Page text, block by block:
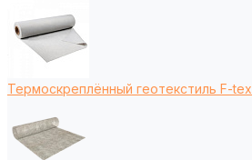
Термоскреплённый геотекстиль F-tex